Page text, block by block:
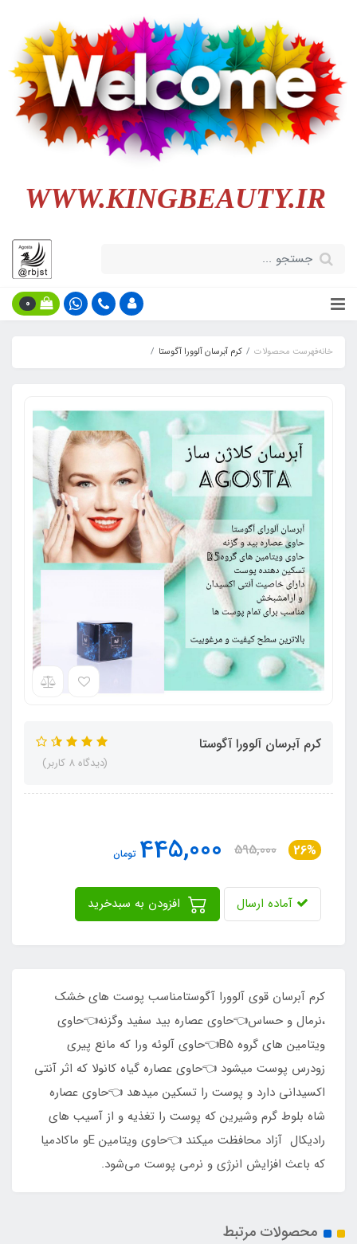
0
خانهفهرست محصولات کرم آبرسان آلوورا آگوستا
کرم آبرسان آلوورا آگوستا
(دیدگاه 8 کاربر)
26%
595,000
445,000 تومان
آماده ارسال
کرم آبرسان قوی آلوورا آگوستامناسب پوست های خشک
،نرمال و حساس👈حاوی عصاره بید سفید وگزنه👈حاوی
ویتامین های گروه B5👈حاوی آلوئه ورا که مانع پیری
زودرس پوست میشود 👈حاوی عصاره گیاه کانولا که اثر آنتی
اکسیدانی دارد و پوست را تسکین میدهد 👈حاوی عصاره
شاه بلوط گرم وشیرین که پوست را تغذیه و از آسیب های
رادیکال آزاد محافظت میکند 👈حاوی ویتامین Eو ماکادمیا
که باعث افزایش انرژی و نرمی پوست می‌شود.
محصولات مرتبط